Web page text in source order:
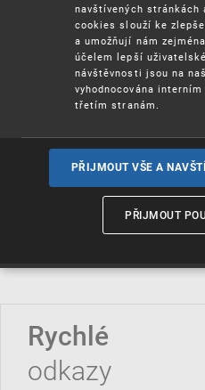
Ochrannéznámky
Označení původu
Rychlé
odkazy
navštívených stránkách
cookies slouží ke
a umožňují nám
účelem lepší
návštěvnosti jsou na
vyhodnocována
třetím stranám.
PŘIJMOUT VŠE A
PŘIJMOUT